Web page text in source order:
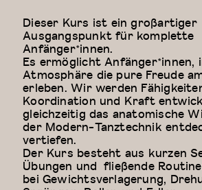
Dieser Kurs ist ein großartiger
Ausgangspunkt für komplette
Anfänger*innen.
Es ermöglicht Anfänger*innen,
Atmosphäre die pure Freude
erleben. Wir werden
Koordination und Kraft
gleichzeitig das anatomische
der Modern-Tanztechnik
vertiefen.
Der Kurs besteht aus kurzen
Übungen und fließende
bei Gewichtsverlagerung,